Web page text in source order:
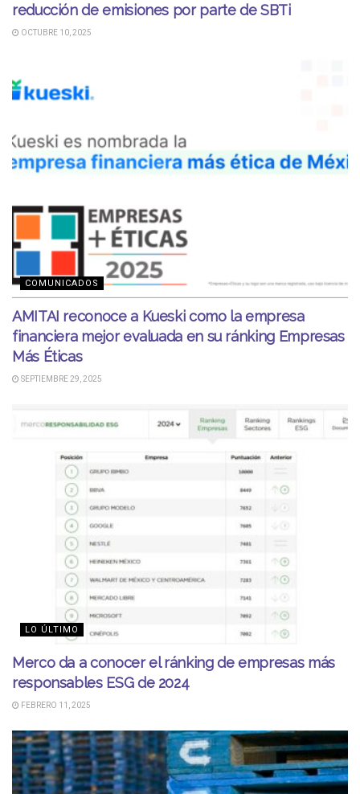
reducción de emisiones por parte de SBTi
OCTUBRE 10, 2025
COMUNICADOS
AMITAI reconoce a Kueski como la empresa
financiera mejor evaluada en su ránking Empresas
Más Éticas
SEPTIEMBRE 29, 2025
LO ÚLTIMO
Merco da a conocer el ránking de empresas más
responsables ESG de 2024
FEBRERO 11, 2025